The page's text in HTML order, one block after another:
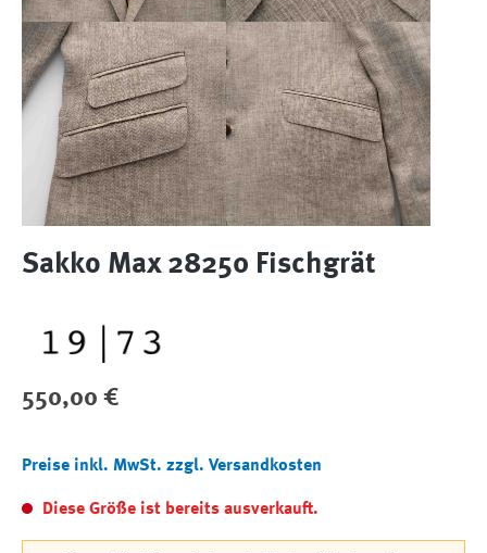
Sakko Max 28250 Fischgrät
Regulärer Preis:
550,00 €
Preise inkl. MwSt. zzgl. Versandkosten
Diese Größe ist bereits ausverkauft.